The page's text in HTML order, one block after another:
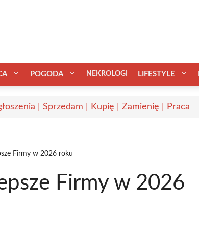
POGODA NEKROLOGI LIFESTYLE
| Sprzedam | Kupię | Zamienię | Praca
Firmy w 2026 roku
Firmy w 2026